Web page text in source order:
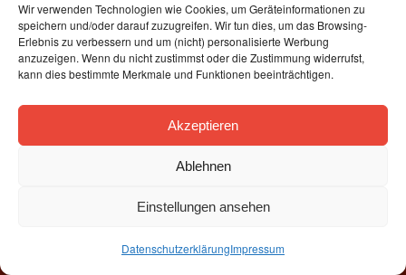
Wir verwenden Technologien wie Cookies, um Geräteinformationen zu
speichern und/oder darauf zuzugreifen. Wir tun dies, um das Browsing-
Erlebnis zu verbessern und um (nicht) personalisierte Werbung
anzuzeigen. Wenn du nicht zustimmst oder die Zustimmung widerrufst,
kann dies bestimmte Merkmale und Funktionen beeinträchtigen.
Akzeptieren
Ablehnen
Einstellungen ansehen
DatenschutzerklärungImpressum
Paprika-Pfeffernote
Beisser
Datenschutz Versand AGB